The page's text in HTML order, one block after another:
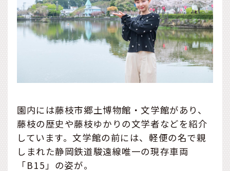
園内には藤枝市郷土博物館・文学館があり、
藤枝の歴史や藤枝ゆかりの文学者などを紹介
しています。文学館の前には、軽便の名で親
しまれた静岡鉄道駿遠線唯一の現存車両
「B15」の姿が。